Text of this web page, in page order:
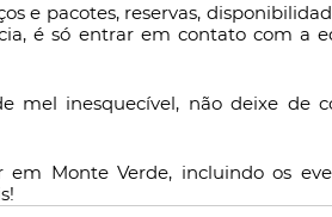
e pacotes, reservas,
é só entrar em contato com a
inesquecível, não deixe de
Monte Verde, incluindo os